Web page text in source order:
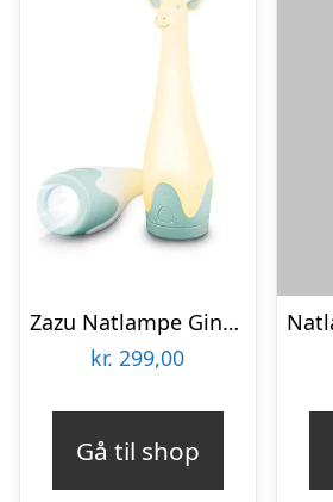
Zazu Natlampe Gina Blue
kr. 299,00
Gå til shop